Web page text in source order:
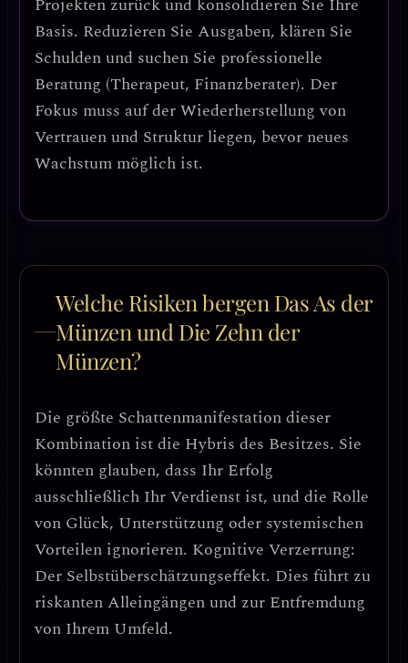
Projekten zurück und konsolidieren Sie Ihre
Basis. Reduzieren Sie Ausgaben, klären Sie
Schulden und suchen Sie professionelle
Beratung (Therapeut, Finanzberater). Der
Fokus muss auf derWiederherstellung von
Vertrauen und Struktur liegen, bevor neues
Wachstum möglich ist.
Welche Risiken bergen Das As der
Münzen und Die Zehn der
Münzen?
Die größte Schattenmanifestation dieser
Kombination ist die Hybris des Besitzes. Sie
könnten glauben, dass Ihr Erfolg
ausschließlich Ihr Verdienst ist, und die Rolle
von Glück, Unterstützung oder systemischen
Vorteilen ignorieren. Kognitive Verzerrung:
Der Selbstüberschätzungseffekt. Dies führt zu
riskanten Alleingängen und zur Entfremdung
von Ihrem Umfeld.